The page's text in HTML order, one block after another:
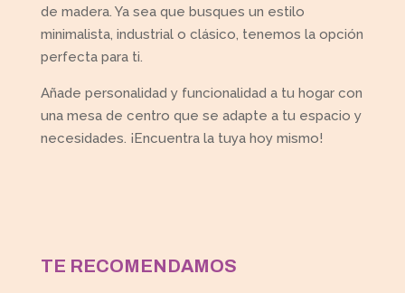
de madera. Ya sea que busques un estilo
minimalista, industrial o clásico, tenemos la opción
perfecta para ti.
Añade personalidad y funcionalidad a tu hogar con
una mesa de centro que se adapte a tu espacio y
necesidades. ¡Encuentra la tuya hoy mismo!
TE RECOMENDAMOS